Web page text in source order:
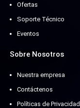
Ofertas
Soporte Técnico
Eventos
Sobre Nosotros
Nuestra empresa
Contáctenos
Políticas de Privacidad